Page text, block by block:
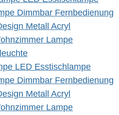
LED Esstischlampe
Dimmbar Fernbedienung
Metall Acryl
Lampe